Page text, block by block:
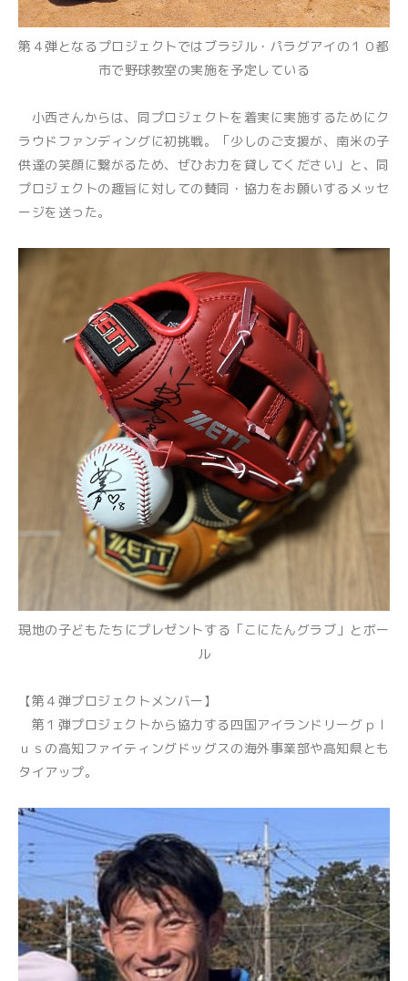
第４弾となるプロジェクトではブラジル・パラグアイの１０都
市で野球教室の実施を予定している
小西さんからは、同プロジェクトを着実に実施するためにク
ラウドファンディングに初挑戦。「少しのご支援が、南米の子
供達の笑顔に繋がるため、ぜひお力を貸してください」と、同
プロジェクトの趣旨に対しての賛同・協力をお願いするメッセ
ージを送った。
現地の子どもたちにプレゼントする「こにたんグラブ」とボー
ル
【第４弾プロジェクトメンバー】
第１弾プロジェクトから協力する四国アイランドリーグｐｌ
ｕｓの高知ファイティングドッグスの海外事業部や高知県とも
タイアップ。